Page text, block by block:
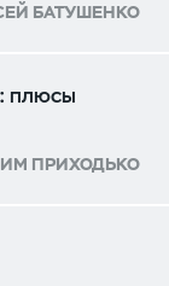
БАТУШЕНКО
плюсы
ПРИХОДЬКО